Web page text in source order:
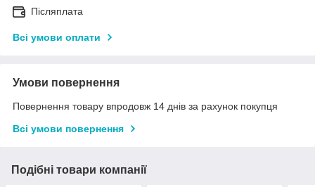
Післяплата
Всі умови оплати
Умови повернення
Повернення товару впродовж 14 днів за рахунок покупця
Всі умови повернення
Подібні товари компанії